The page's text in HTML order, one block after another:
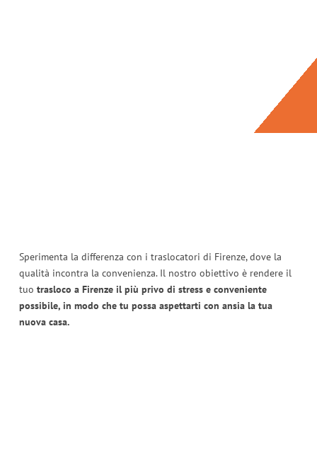
Sperimenta la differenza con i traslocatori di Firenze, dove la
qualità incontra la convenienza. Il nostro obiettivo è rendere il
tuo trasloco a Firenze il più privo di stress e conveniente
possibile, in modo che tu possa aspettarti con ansia la tua
nuova casa.